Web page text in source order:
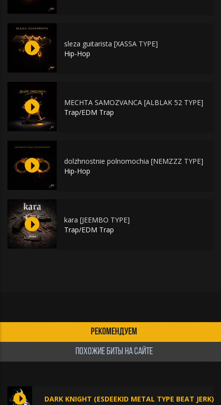
sleza guitarista [XASSA TYPE]
Hip-Hop
MECHTA SAMOZVANCA [ALBLAK 52 TYPE]
Trap/EDM Trap
dolzhnostnie polnomochia [NEMZZZ TYPE]
Hip-Hop
kara [JEEMBO TYPE]
Trap/EDM Trap
РЕКОМЕНДУЕМ
ПОХОЖИЕ БИТЫ НА САЙТЕ
DARK KNIGHT (ESDEEKID METAL TYPE BEAT JERK)